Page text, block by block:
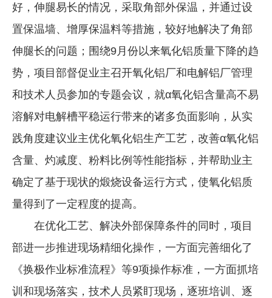
好，伸腿易长的情况，采取角部外保温，并通过设
置保温墙、增厚保温料等措施，较好地解决了角部
伸腿长的问题；围绕9月份以来氧化铝质量下降的趋
势，项目部督促业主召开氧化铝厂和电解铝厂管理
和技术人员参加的专题会议，就α氧化铝含量高不易
溶解对电解槽平稳运行带来的诸多负面影响，从实
践角度建议业主优化氧化铝生产工艺，改善α氧化铝
含量、灼减度、粉料比例等性能指标，并帮助业主
确定了基于现状的煅烧设备运行方式，使氧化铝质
量得到了一定程度的提高。
在优化工艺、解决外部保障条件的同时，项目
部进一步推进现场精细化操作，一方面完善细化了
《换极作业标准流程》等9项操作标准，一方面抓培
训和现场落实，技术人员紧盯现场，逐班培训、逐